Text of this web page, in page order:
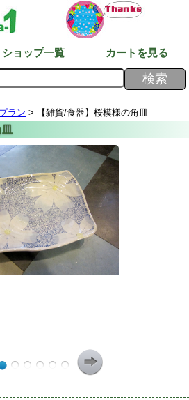
ショップ一覧 カートを見る
ラン > 【雑貨/食器】桜模様の角皿